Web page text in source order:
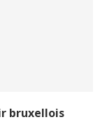
bruxellois